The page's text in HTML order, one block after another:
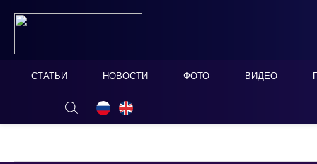
СТАТЬИ НОВОСТИ ФОТО ВИДЕО
ОНЛАЙН ТАБЛО СКРЫТЬ